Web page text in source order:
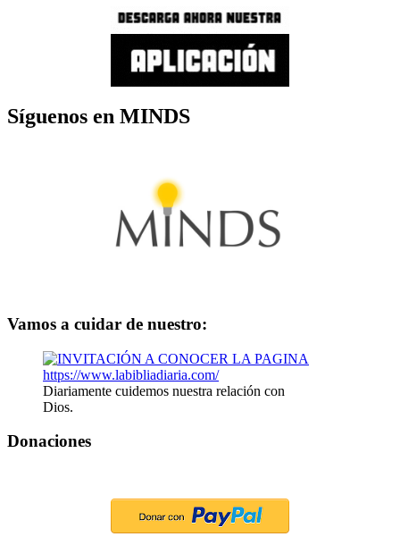
Síguenos en MINDS
Vamos a cuidar de nuestro:
Diariamente cuidemos nuestra relación con
Dios.
Donaciones